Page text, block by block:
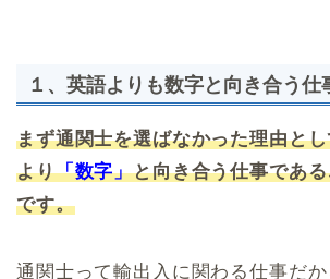
１、英語よりも数字と向き合う仕
まず通関士を選ばなかった理由と
より「数字」と向き合う仕事であ
です。
通関士って輸出入に関わる仕事だ